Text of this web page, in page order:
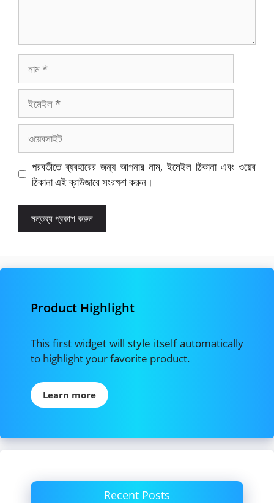
ইমেইল
পরবর্তীতে ব্যবহারের জন্য আপনার নাম, ইমেইল ঠিকানা এবং ওয়েব
ঠিকানা এই ব্রাউজারে সংরক্ষণ করুন।
Product Highlight
This first widget will style itself automatically
to highlight your favorite product.
Learn more
Recent Posts